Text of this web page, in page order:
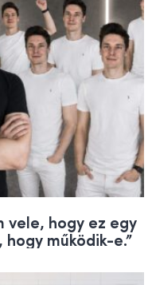
vele, hogy ez egy
működik-e.”